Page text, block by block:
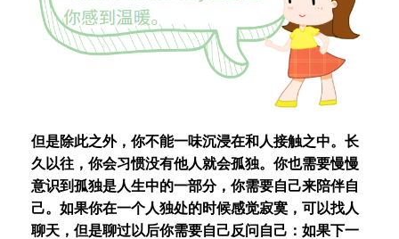
但是除此之外，你不能一味沉浸在和人接触之中。长
久以往，你会习惯没有他人就会孤独。你也需要慢慢
意识到孤独是人生中的一部分，你需要自己来陪伴自
己。如果你在一个人独处的时候感觉寂寞，可以找人
聊天，但是聊过以后你需要自己反问自己：如果下一